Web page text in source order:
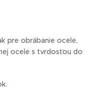
pre obrábanie ocele,
ocele s tvrdosťou do